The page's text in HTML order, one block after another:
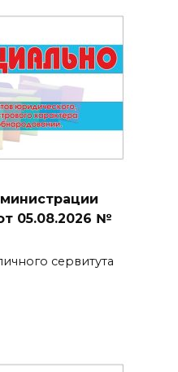
05.08.2026 №
сервитута